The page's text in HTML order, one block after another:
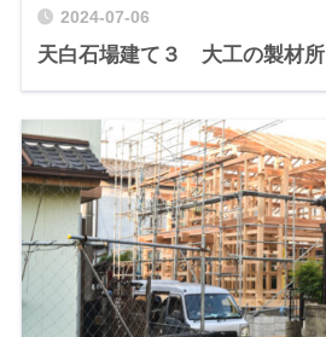
2024-07-06
天白石場建て３ 大工の製材所